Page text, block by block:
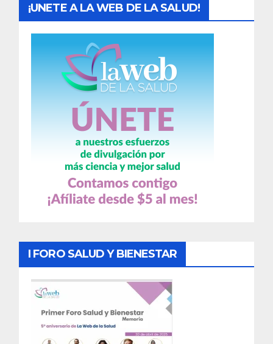
¡UNETE A LA WEB DE LA SALUD!
I FORO SALUD Y BIENESTAR